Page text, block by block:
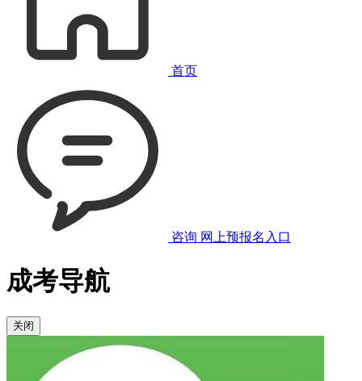
首页
咨询 网上预报名入口
成考导航
关闭